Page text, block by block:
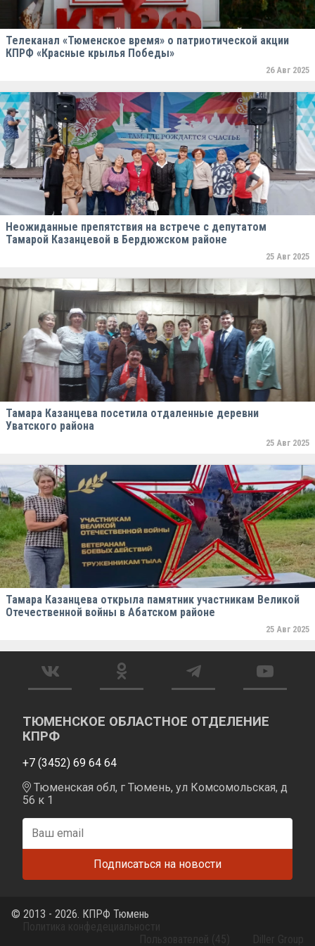
Телеканал «Тюменское время» о патриотической акции
КПРФ «Красные крылья Победы»
26 Авг 2025
Неожиданные препятствия на встрече с депутатом
Тамарой Казанцевой в Бердюжском районе
25 Авг 2025
Тамара Казанцева посетила отдаленные деревни
Уватского района
25 Авг 2025
Тамара Казанцева открыла памятник участникам Великой
Отечественной войны в Абатском районе
25 Авг 2025
ТЮМЕНСКОЕ ОБЛАСТНОЕ ОТДЕЛЕНИЕ
КПРФ
+7 (3452) 69 64 64
Тюменская обл, г Тюмень, ул Комсомольская, д
56 к 1
© 2013 - 2026. КПРФ Тюмень